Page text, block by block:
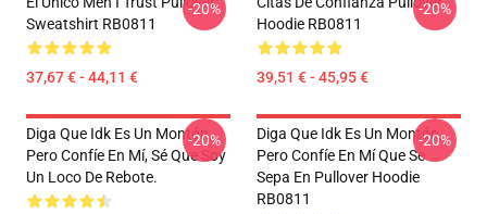
Sweatshirt RB0811
37,67 € - 44,11 €
-20%
Hoodie RB0811
39,51 € - 45,95 €
-20%
Diga Que Idk Es Un Montón,
Pero Confíe En Mí, Sé Que Soy
Un Loco De Rebote.
-20%
Diga Que Idk Es Un Montón,
Pero Confíe En Mí Que Se
Sepa En Pullover Hoodie
RB0811
-20%